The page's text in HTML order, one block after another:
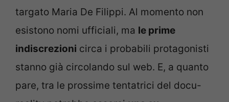
targato Maria De Filippi. Al momento non
esistono nomi ufficiali, ma le prime
indiscrezioni circa i probabili protagonisti
stanno già circolando sul web. E, a quanto
pare, tra le prossime tentatrici del docu-